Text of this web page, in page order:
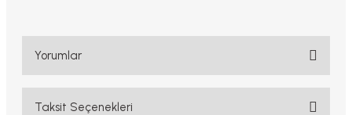
Yorumlar
Bu ürüne ilk yorumu siz yapın!
Taksit Seçenekleri